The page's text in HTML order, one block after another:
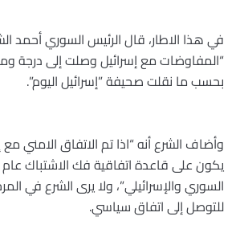
“المفاوضات مع ‏إسرائيل وصلت إلى درجة
بحسب ما نقلت صحيفة ‏‏”إسرائيل اليوم”.‏
وأضاف الشرع أنه “اذا تم الاتفاق الامني
السوري ‏والإسرائيلي”، ولا يرى الشرع في
للتوصل إلى ‏اتفاق سياسي.‏